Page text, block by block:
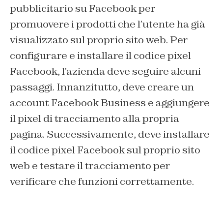
pubblicitario su Facebook per
promuovere i prodotti che l’utente ha già
visualizzato sul proprio sito web. Per
configurare e installare il codice pixel
Facebook, l’azienda deve seguire alcuni
passaggi. Innanzitutto, deve creare un
account Facebook Business e aggiungere
il pixel di tracciamento alla propria
pagina. Successivamente, deve installare
il codice pixel Facebook sul proprio sito
web e testare il tracciamento per
verificare che funzioni correttamente.